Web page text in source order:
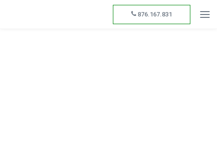
876.167.831